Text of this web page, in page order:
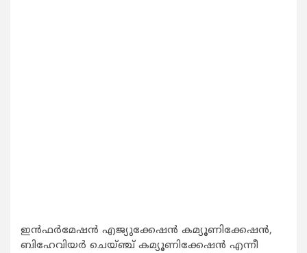
ഇൻഫർമേഷൻ എജ്യുക്കേഷൻ കമ്യൂണിക്കേഷൻ,
ബിഹേവിയർ ചെയ്ഞ്ച് കമ്യൂണിക്കേഷൻ എന്നീ